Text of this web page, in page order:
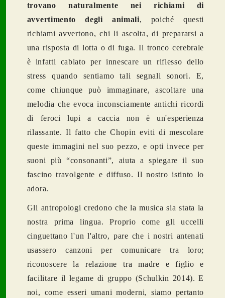
trovano naturalmente nei richiami di
avvertimento degli animali, poiché questi
richiami avvertono, chi li ascolta, di prepararsi a
una risposta di lotta o di fuga. Il tronco cerebrale
è infatti cablato per innescare un riflesso dello
stress quando sentiamo tali segnali sonori. E,
come chiunque può immaginare, ascoltare una
melodia che evoca inconsciamente antichi ricordi
di feroci lupi a caccia non è un'esperienza
rilassante. Il fatto che Chopin eviti di mescolare
queste immagini nel suo pezzo, e opti invece per
suoni più “consonanti”, aiuta a spiegare il suo
fascino travolgente e diffuso. Il nostro istinto lo
adora.
Gli antropologi credono che la musica sia stata la
nostra prima lingua. Proprio come gli uccelli
cinguettano l'un l'altro, pare che i nostri antenati
usassero canzoni per comunicare tra loro;
riconoscere la relazione tra madre e figlio e
facilitare il legame di gruppo (Schulkin 2014). E
noi, come esseri umani moderni, siamo pertanto